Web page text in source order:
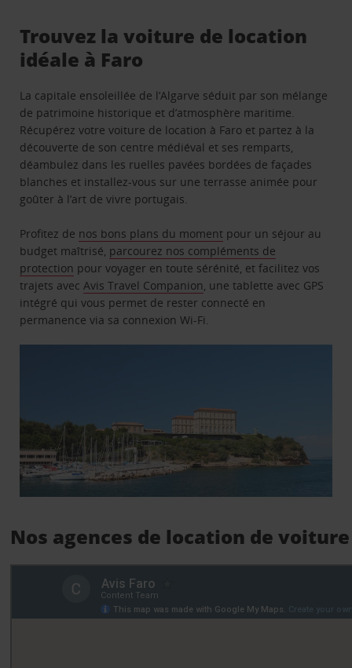
Trouvez la voiture de location
idéale à Faro
La capitale ensoleillée de l’Algarve séduit par son mélange
de patrimoine historique et d’atmosphère maritime.
Récupérez votre voiture de location à Faro et partez à la
découverte de son centre médiéval et ses remparts,
déambulez dans les ruelles pavées bordées de façades
blanches et installez-vous sur une terrasse animée pour
goûter à l’art de vivre portugais.
Profitez de nos bons plans du moment pour un séjour au
budget maîtrisé, parcourez nos compléments de
protection pour voyager en toute sérénité, et facilitez vos
trajets avec Avis Travel Companion , une tablette avec GPS
intégré qui vous permet de rester connecté en
permanence via sa connexion Wi-Fi.
Nos agences de location de